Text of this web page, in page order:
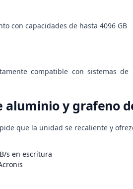
con capacidades de hasta 4096 GB
compatible con sistemas
aluminio y grafeno
que la unidad se recaliente y
s en escritura